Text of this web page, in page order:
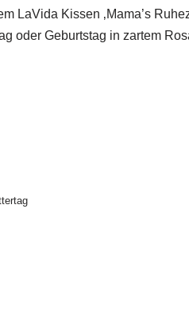
LaVida Kissen ‚Mama’s
oder Geburtstag in zartem